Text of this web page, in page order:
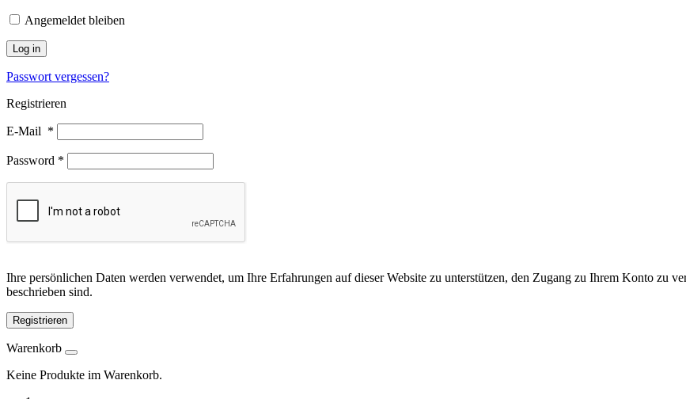
Angemeldet bleiben
Log in
Passwort vergessen?
Registrieren
E-Mail *
Password *
Ihre persönlichen Daten werden verwendet, um Ihre Erfahrungen auf dieser Website zu unterstützen, den Zugang zu Ihrem Konto zu
beschrieben sind.
Registrieren
Warenkorb
Keine Produkte im Warenkorb.